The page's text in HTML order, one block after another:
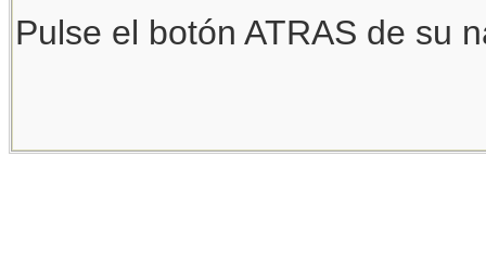
Pulse el botón ATRAS de su